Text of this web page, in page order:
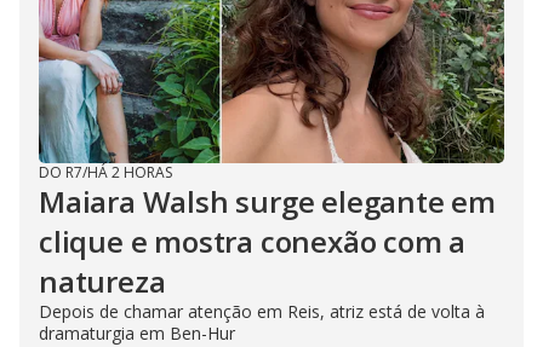
DO R7/HÁ 2 HORAS
Maiara Walsh surge elegante em
clique e mostra conexão com a
natureza
Depois de chamar atenção em Reis, atriz está de volta à
dramaturgia em Ben-Hur